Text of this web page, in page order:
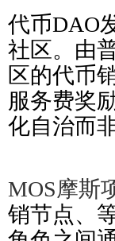
代币DAO
社区。由
区的代币
服务费奖
化自治而
MOS摩斯
销节点、